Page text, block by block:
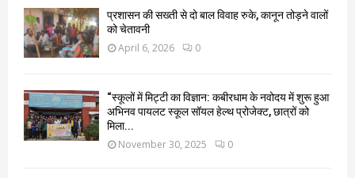
प्रशासन की सख्ती से दो बाल विवाह रुके, कानून तोड़ने वालों
को चेतावनी
April 6, 2026 0
“स्कूलों में मिट्टी का विज्ञान: कबीरधाम के नवोदय में शुरू हुआ
अभिनव पायलट स्कूल सॉयल हेल्थ प्रोजेक्ट, छात्रों को
मिला...
November 30, 2025 0